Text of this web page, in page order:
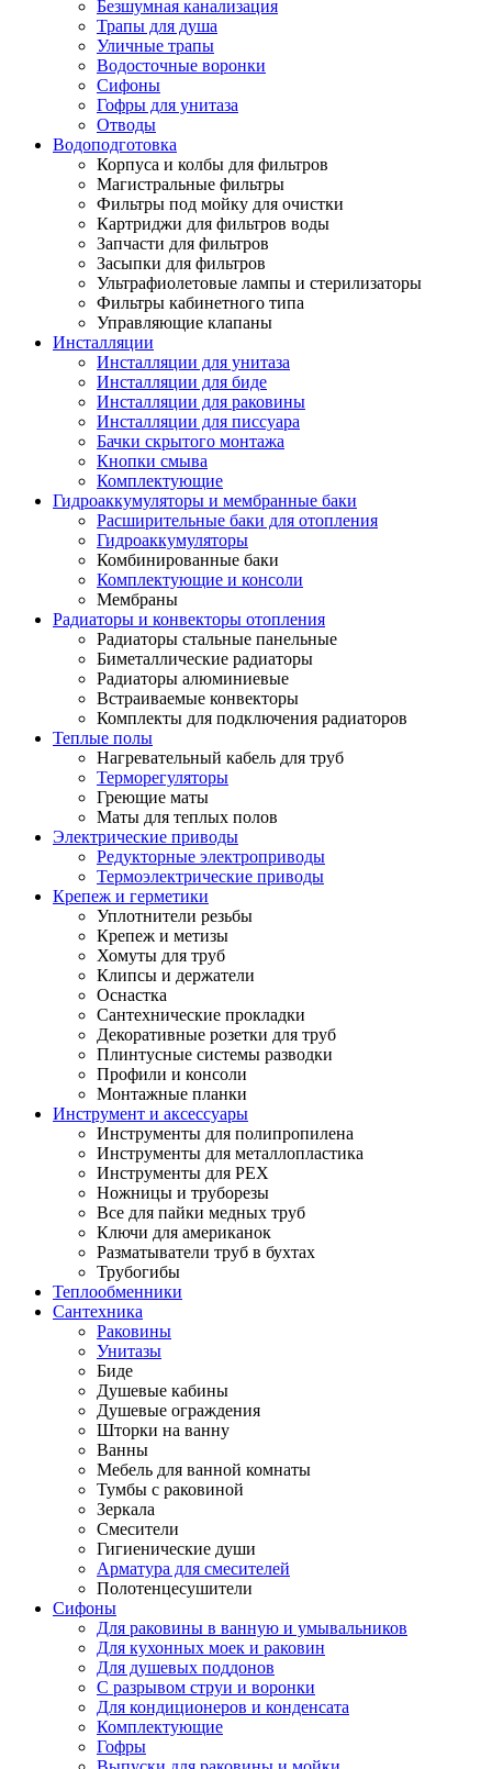
Безшумная канализация
Трапы для душа
Уличные трапы
Водосточные воронки
Сифоны
Гофры для унитаза
Отводы
Водоподготовка
Корпуса и колбы для фильтров
Магистральные фильтры
Фильтры под мойку для очистки
Картриджи для фильтров воды
Запчасти для фильтров
Засыпки для фильтров
Ультрафиолетовые лампы и стерилизаторы
Фильтры кабинетного типа
Управляющие клапаны
Инсталляции
Инсталляции для унитаза
Инсталляции для биде
Инсталляции для раковины
Инсталляции для писсуара
Бачки скрытого монтажа
Кнопки смыва
Комплектующие
Гидроаккумуляторы и мембранные баки
Расширительные баки для отопления
Гидроаккумуляторы
Комбинированные баки
Комплектующие и консоли
Мембраны
Радиаторы и конвекторы отопления
Радиаторы стальные панельные
Биметаллические радиаторы
Радиаторы алюминиевые
Встраиваемые конвекторы
Комплекты для подключения радиаторов
Теплые полы
Нагревательный кабель для труб
Терморегуляторы
Греющие маты
Маты для теплых полов
Электрические приводы
Редукторные электроприводы
Термоэлектрические приводы
Крепеж и герметики
Уплотнители резьбы
Крепеж и метизы
Хомуты для труб
Клипсы и держатели
Оснастка
Сантехнические прокладки
Декоративные розетки для труб
Плинтусные системы разводки
Профили и консоли
Монтажные планки
Инструмент и аксессуары
Инструменты для полипропилена
Инструменты для металлопластика
Инструменты для PEX
Ножницы и труборезы
Все для пайки медных труб
Ключи для американок
Разматыватели труб в бухтах
Трубогибы
Теплообменники
Сантехника
Раковины
Унитазы
Биде
Душевые кабины
Душевые ограждения
Шторки на ванну
Ванны
Мебель для ванной комнаты
Тумбы с раковиной
Зеркала
Смесители
Гигиенические души
Арматура для смесителей
Полотенцесушители
Сифоны
Для раковины в ванную и умывальников
Для кухонных моек и раковин
Для душевых поддонов
С разрывом струи и воронки
Для кондиционеров и конденсата
Комплектующие
Гофры